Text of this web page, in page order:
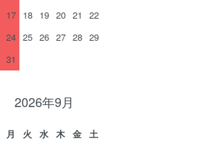
17 18 19 20 21
22
24 25 26 27 28 29
31
2026年9月
月 火 水 木 金
土